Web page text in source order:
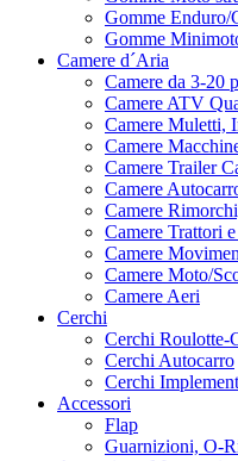
Gomme Enduro/
Gomme
Camere d´Aria
Camere da 3-20
Camere ATV
Camere Muletti,
Camere
Camere Trailer
Camere
Camere
Camere Trattori
Camere
Camere Moto/
Camere Aeri
Cerchi
Cerchi Roulotte-
Cerchi Autocarro
Cerchi Implement
Accessori
Flap
Guarnizioni, O-